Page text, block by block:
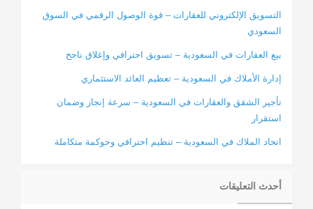
التسويق الإلكتروني للعقارات – قوة الوصول الرقمي في السوق
السعودي
بيع العقارات في السعودية – تسويق احترافي وإغلاق ناجح
إدارة الأملاك في السعودية – تعظيم العائد الاستثماري
تأجير الشقق والعقارات في السعودية – سرعة إنجاز وضمان
استقرار
اتحاد الملاك في السعودية – تنظيم احترافي وحوكمة متكاملة
أحدث التعليقات